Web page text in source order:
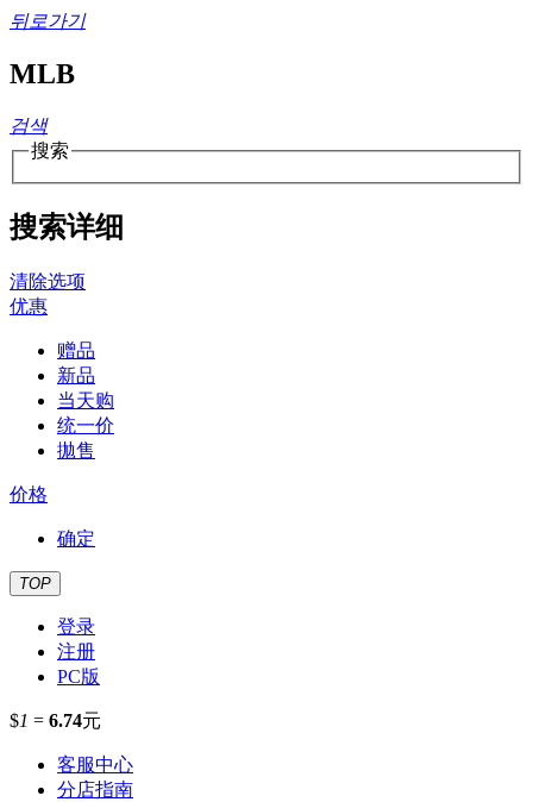
뒤로가기
MLB
검색
搜索
搜索详细
清除选项
优惠
赠品
新品
当天购
统一价
拋售
价格
确定
TOP
登录
注册
PC版
$1 = 6.74元
客服中心
分店指南